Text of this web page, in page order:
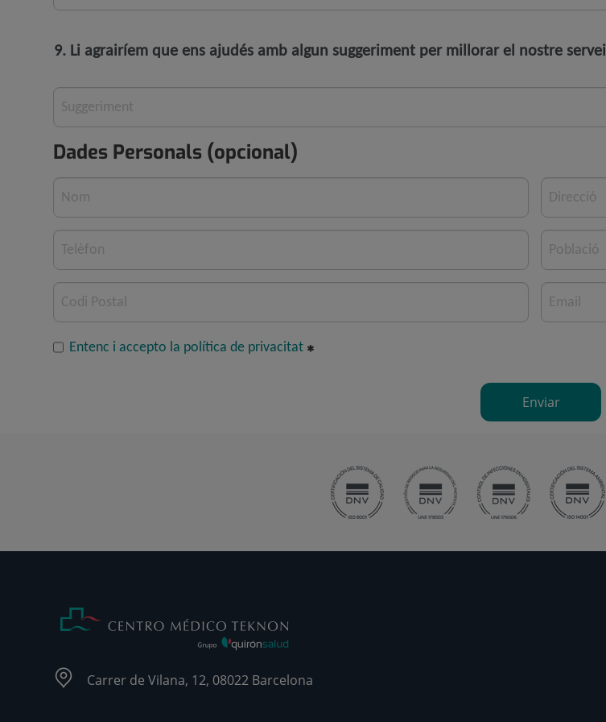
9. Li agrairíem que ens ajudés amb algun suggeriment per millorar el nostre servei
Suggeriment
Dades Personals (opcional)
Nom Direcció
Telèfon Població
Codi Postal Email
Entenc i accepto la política de privacitat
Enviar
Carrer de Vilana, 12, 08022 Barcelona